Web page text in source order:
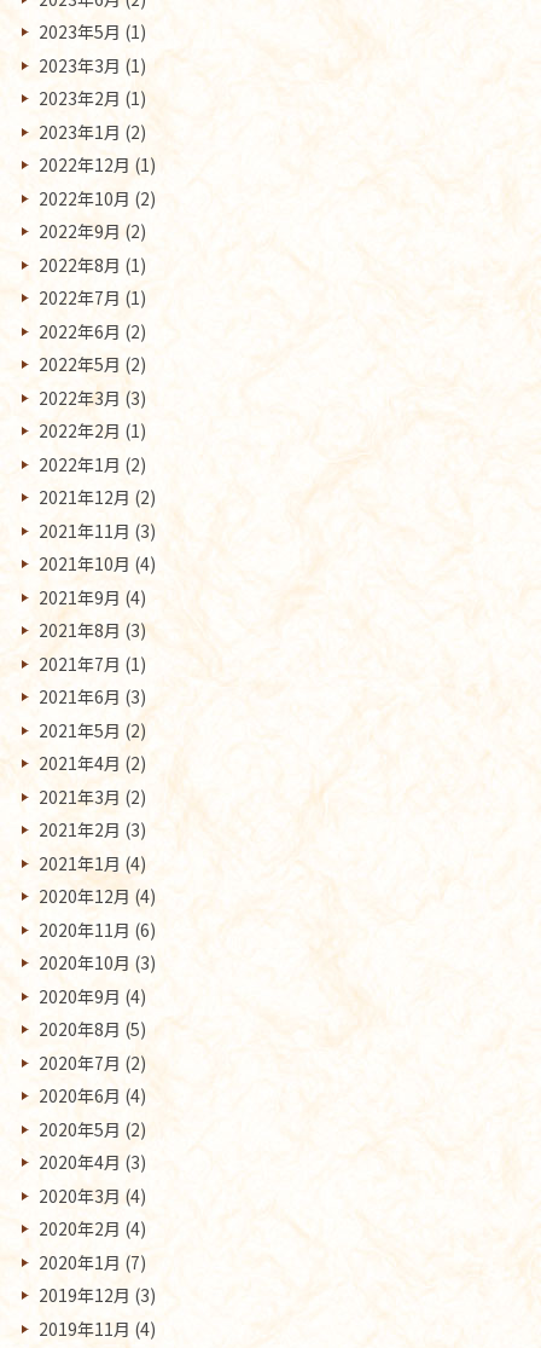
2023年5月 (1)
2023年3月 (1)
2023年2月 (1)
2023年1月 (2)
2022年12月 (1)
2022年10月 (2)
2022年9月 (2)
2022年8月 (1)
2022年7月 (1)
2022年6月 (2)
2022年5月 (2)
2022年3月 (3)
2022年2月 (1)
2022年1月 (2)
2021年12月 (2)
2021年11月 (3)
2021年10月 (4)
2021年9月 (4)
2021年8月 (3)
2021年7月 (1)
2021年6月 (3)
2021年5月 (2)
2021年4月 (2)
2021年3月 (2)
2021年2月 (3)
2021年1月 (4)
2020年12月 (4)
2020年11月 (6)
2020年10月 (3)
2020年9月 (4)
2020年8月 (5)
2020年7月 (2)
2020年6月 (4)
2020年5月 (2)
2020年4月 (3)
2020年3月 (4)
2020年2月 (4)
2020年1月 (7)
2019年12月 (3)
2019年11月 (4)